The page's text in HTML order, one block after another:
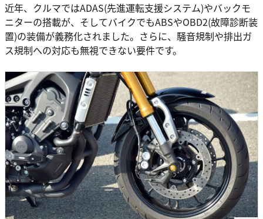
近年、クルマではADAS(先進運転支援システム)やバックモ
ニターの搭載が、そしてバイクでもABSやOBD2(故障診断装
置)の装備が義務化されました。さらに、騒音規制や排出ガ
ス規制への対応も無視できない要件です。